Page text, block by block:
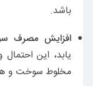
باشد.
افزایش مصرف
یابد، این
مخلوط سوخت و